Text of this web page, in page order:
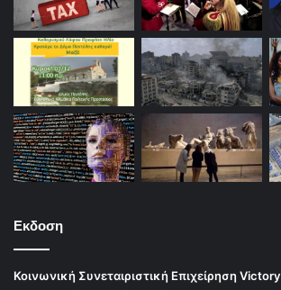
Εκδοση
Κοινωνική Συνεταιριστική Επιχείρηση Victory